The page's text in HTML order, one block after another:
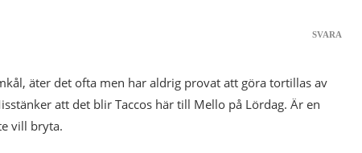
äter det ofta men har aldrig provat att göra tortillas av
att det blir Taccos här till Mello på Lördag. Är en
vill bryta.
SVARA